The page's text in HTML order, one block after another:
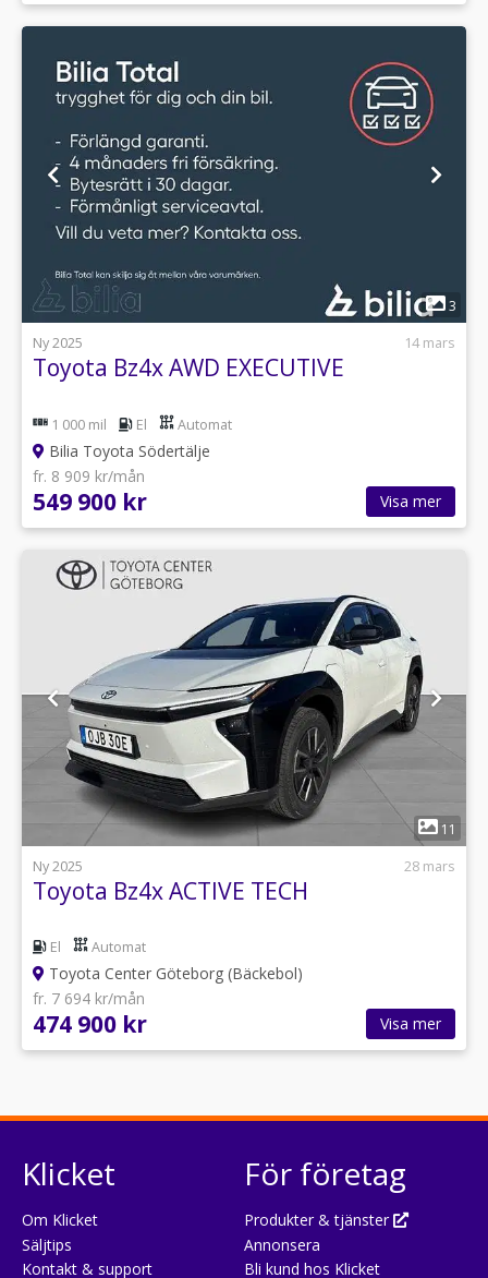
3
Ny 2025
14 mars
Toyota Bz4x AWD EXECUTIVE
1 000 mil El Automat
Bilia Toyota Södertälje
fr. 8 909 kr/mån
549 900 kr Visa mer
1
11
Ny 2025
28 mars
Toyota Bz4x ACTIVE TECH
El Automat
Toyota Center Göteborg (Bäckebol)
fr. 7 694 kr/mån
474 900 kr Visa mer
Klicket
Om Klicket
Säljtips
Kontakt & support
För företag
Produkter & tjänster
Annonsera
Bli kund hos Klicket